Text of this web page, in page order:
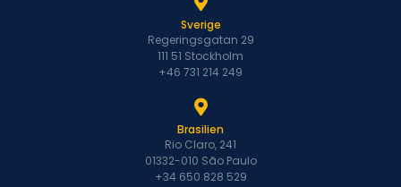
Sverige
Regeringsgatan 29
111 51 Stockholm
+46 731 214 249
Brasilien
Rio Claro, 241
01332-010 São Paulo
+34 650 828 529